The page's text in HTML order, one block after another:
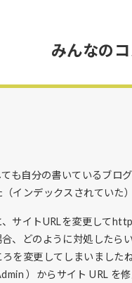
みんなの
も自分の書いているブログ
インデックスされていた
サイトURLを変更して
、どのように対処したら
を変更してしまいましたね
）からサイト URL を